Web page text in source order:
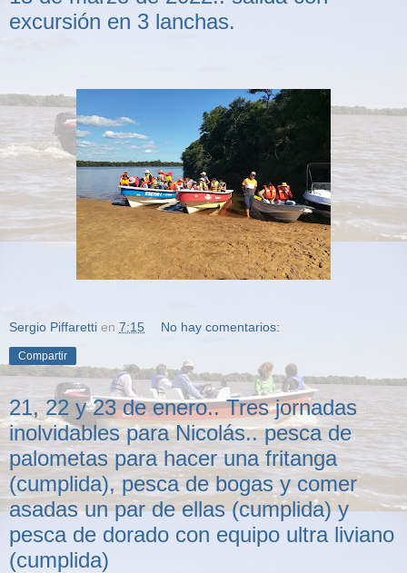
excursión en 3 lanchas.
Sergio Piffaretti en 7:15 No hay comentarios:
Compartir
21, 22 y 23 de enero.. Tres jornadas
inolvidables para Nicolás.. pesca de
palometas para hacer una fritanga
(cumplida), pesca de bogas y comer
asadas un par de ellas (cumplida) y
pesca de dorado con equipo ultra liviano
(cumplida)